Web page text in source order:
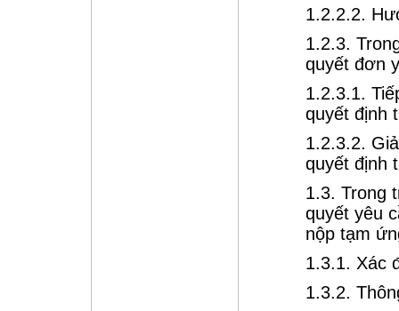
1.2.2.2.
1.2.3.
quyết đơn
1.2.3.1.
quyết định
1.2.3.2.
quyết định
1.3. Trong
quyết yêu
nộp tạm
1.3.1. Xác
1.3.2.